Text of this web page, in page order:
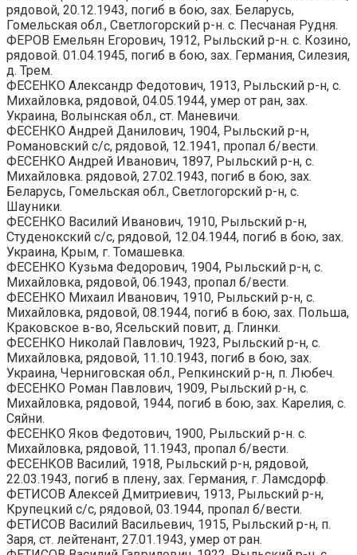
рядовой, 20.12.1943, погиб в бою, зах. Беларусь,
Гомельская обл., Светлогорский р-н. с. Песчаная Рудня.
ФЕРОВ Емельян Егорович, 1912, Рыльский р-н. с. Козино,
рядовой. 01.04.1945, погиб в бою, зах. Германия, Силезия,
д. Трем.
ФЕСЕНКО Александр Федотович, 1913, Рыльский р-н, с.
Михайловка, рядовой, 04.05.1944, умер от ран, зах.
Украина, Волынская обл., ст. Маневичи.
ФЕСЕНКО Андрей Данилович, 1904, Рыльский р-н,
Романовский с/с, рядовой, 12.1941, пропал б/вести.
ФЕСЕНКО Андрей Иванович, 1897, Рыльский р-н, с.
Михайловка. рядовой, 27.02.1943, погиб в бою, зах.
Беларусь, Гомельская обл., Светлогорский р-н, с.
Шауники.
ФЕСЕНКО Василий Иванович, 1910, Рыльский р-н,
Студенокский с/с, рядовой, 12.04.1944, погиб в бою, зах.
Украина, Крым, г. Томашевка.
ФЕСЕНКО Кузьма Федорович, 1904, Рыльский р-н, с.
Михайловка, рядовой, 06.1943, пропал б/вести.
ФЕСЕНКО Михаил Иванович, 1910, Рыльский р-н, с.
Михайловка, рядовой, 08.1944, погиб в бою, зах. Польша,
Краковское в-во, Ясельский повит, д. Глинки.
ФЕСЕНКО Николай Павлович, 1923, Рыльский р-н, с.
Михайловка, рядовой, 11.10.1943, погиб в бою, зах.
Украина, Черниговская обл., Репкинский р-н, п. Любеч.
ФЕСЕНКО Роман Павлович, 1909, Рыльский р-н, с.
Михайловка, рядовой, 1944, погиб в бою, зах. Карелия, с.
Сяйни.
ФЕСЕНКО Яков Федотович, 1900, Рыльский р-н. с.
Михайловка, рядовой, 11.1943, пропал б/вести.
ФЕСЕНКОВ Василий, 1918, Рыльский р-н, рядовой,
22.03.1943, погиб в плену, зах. Германия, г. Ламсдорф.
ФЕТИСОВ Алексей Дмитриевич, 1913, Рыльский р-н,
Крупецкий с/с, рядовой, 03.1944, пропал б/вести.
ФЕТИСОВ Василий Васильевич, 1915, Рыльский р-н, п.
Заря, ст. лейтенант, 27.01.1943, умер от ран.